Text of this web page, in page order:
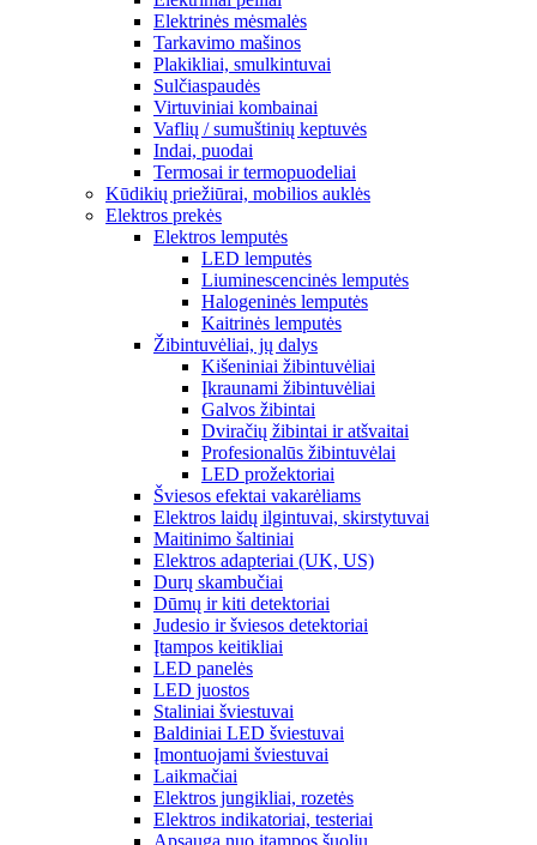
Elektrinės mėsmalės
Tarkavimo mašinos
Plakikliai, smulkintuvai
Sulčiaspaudės
Virtuviniai kombainai
Vaflių / sumuštinių keptuvės
Indai, puodai
Termosai ir termopuodeliai
Kūdikių priežiūrai, mobilios auklės
Elektros prekės
Elektros lemputės
LED lemputės
Liuminescencinės lemputės
Halogeninės lemputės
Kaitrinės lemputės
Žibintuvėliai, jų dalys
Kišeniniai žibintuvėliai
Įkraunami žibintuvėliai
Galvos žibintai
Dviračių žibintai ir atšvaitai
Profesionalūs žibintuvėlai
LED prožektoriai
Šviesos efektai vakarėliams
Elektros laidų ilgintuvai, skirstytuvai
Maitinimo šaltiniai
Elektros adapteriai (UK, US)
Durų skambučiai
Dūmų ir kiti detektoriai
Judesio ir šviesos detektoriai
Įtampos keitikliai
LED panelės
LED juostos
Staliniai šviestuvai
Baldiniai LED šviestuvai
Įmontuojami šviestuvai
Laikmačiai
Elektros jungikliai, rozetės
Elektros indikatoriai, testeriai
Apsauga nuo įtampos šuolių